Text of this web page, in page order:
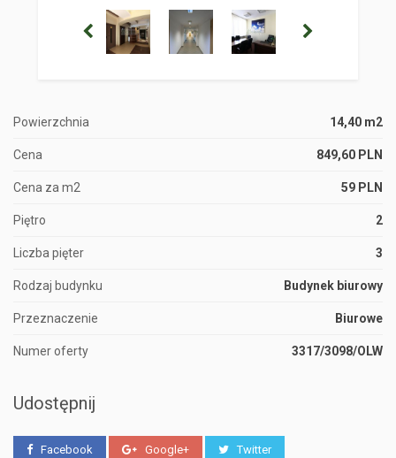
Powierzchnia 14,40 m2
Cena 849,60 PLN
Cena za m2 59 PLN
Piętro 2
Liczba pięter 3
Rodzaj budynku Budynek biurowy
Przeznaczenie Biurowe
Numer oferty 3317/3098/OLW
Udostępnij
Facebook Google+ Twitter